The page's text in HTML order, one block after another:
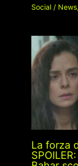
Social/ News,
La forza